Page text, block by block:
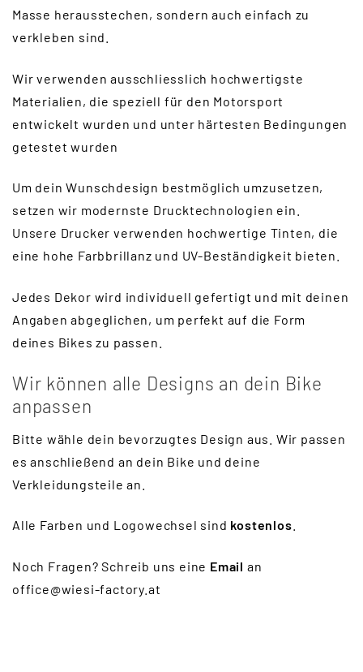
Masse herausstechen, sondern auch einfach zu
verkleben sind.
Wir verwenden ausschliesslich hochwertigste
Materialien, die speziell für den Motorsport
entwickelt wurden und unter härtesten Bedingungen
getestet wurden
Um dein Wunschdesign bestmöglich umzusetzen,
setzen wir modernste Drucktechnologien ein.
Unsere Drucker verwenden hochwertige Tinten, die
eine hohe Farbbrillanz und UV-Beständigkeit bieten.
Jedes Dekor wird individuell gefertigt und mit deinen
Angaben abgeglichen, um perfekt auf die Form
deines Bikes zu passen.
Wir können alle Designs an dein Bike
anpassen
Bitte wähle dein bevorzugtes Design aus. Wir passen
es anschließend an dein Bike und deine
Verkleidungsteile an.
Alle Farben und Logowechsel sind kostenlos
Noch Fragen? Schreib uns eine Email an
office@wiesi-factory.at